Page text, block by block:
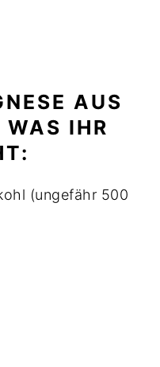
AUS
IHR
(ungefähr 500